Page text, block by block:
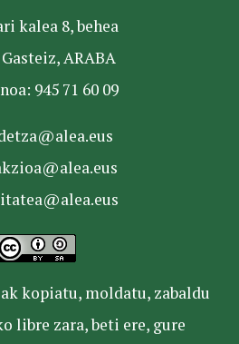
kalea 8, behea
Gasteiz, ARABA
945 71 60 09
kopiatu, moldatu, zabaldu
libre zara, beti ere, gure